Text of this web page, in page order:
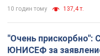
10 годин тому 137,4 т.
"Очень прискорбно":
ЮНИСЕФ за